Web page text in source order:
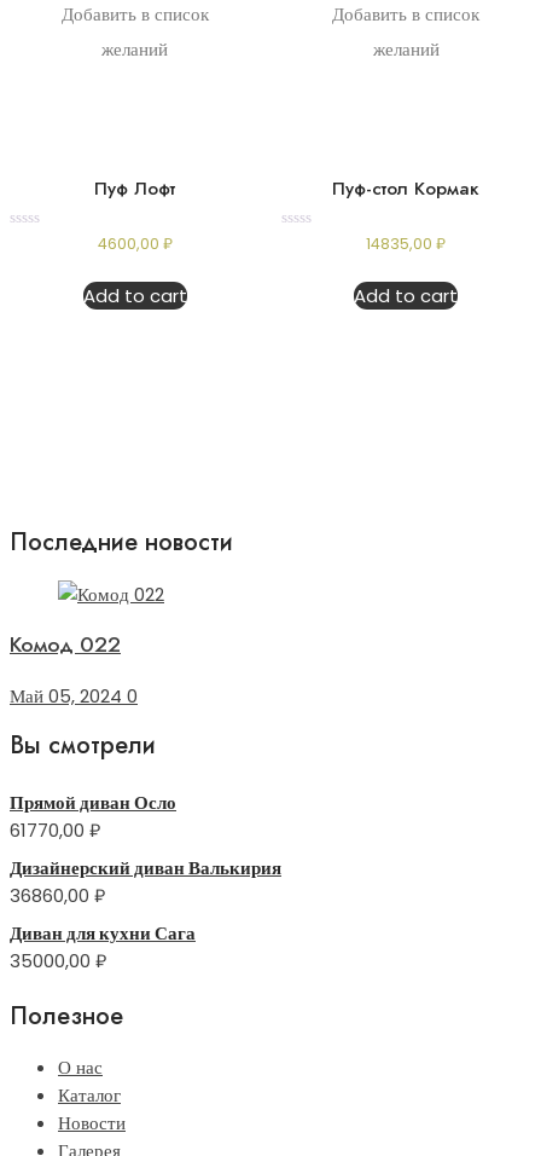
Добавить в список
желаний
Пуф Лофт
4600,00 ₽
Add to cart
Добавить в список
желаний
Пуф-стол Кормак
14835,00₽
Add to cart
Последние новости
Комод 022
Май 05, 2024 0
Вы смотрели
Прямой диван Осло
61770,00 ₽
Дизайнерский диван Валькирия
36860,00 ₽
Диван для кухни Сага
35000,00 ₽
Полезное
О нас
Каталог
Новости
Галерея